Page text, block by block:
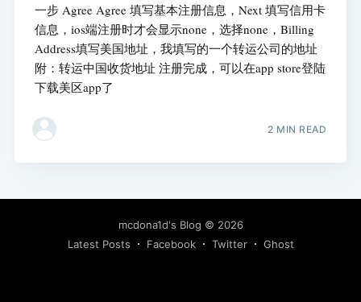
一步 Agree Agree 填写基本注册信息，Next 填写信用卡
信息，ios端注册时才会显示none，选择none，Billing
Address填写美国地址，我填写的一个转运公司的地址
附：转运中国收货地址 注册完成，可以在app store登陆
下载美区app了
2 MIN READ
mcdona1d's Blog © 2026
Latest Posts
Facebook Twitter Ghost